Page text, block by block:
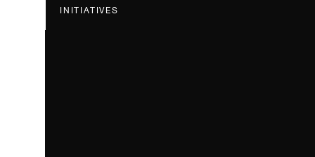
INITIATIVES